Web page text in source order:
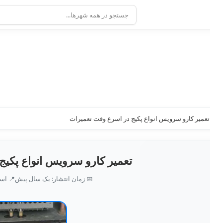
تعمیر کارو سرویس انواع پکیج در اسرع وقت تعمیرات
تعمیر کارو سرویس انواع
📅 زمان انتشار: یک سال پیش📍